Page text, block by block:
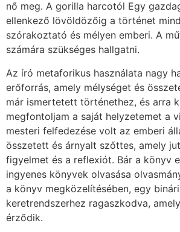
nő meg. A gorilla harcotól Egy
ellenkező lövöldözőig a történet
szórakoztató és mélyen emberi. A
számára szükséges hallgatni.
Az író metaforikus használata nagy
erőforrás, amely mélységet és
már ismertetett történethez, és arra
megfontoljam a saját helyzetemet a
mesteri felfedezése volt az emberi
összetett és árnyalt szőttes, amely
figyelmet és a reflexiót. Bár a könyv
ingyenes könyvek olvasása
a könyv megközelítésében, egy
keretrendszerhez ragaszkodva,
érződik.